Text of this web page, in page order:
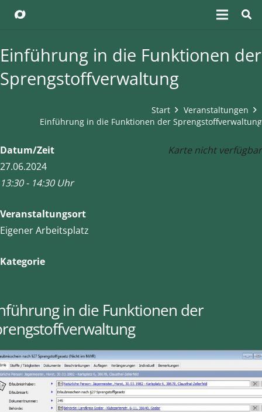
Einführung in die Funktionen der
Sprengstoffverwaltung
Start
Veranstaltungen
Einführung in die Funktionen der Sprengstoffverwaltung
Karte nicht verfügbar
Datum/Zeit
27.06.2024
13:30 - 14:30 Uhr
Veranstaltungsort
Eigener Arbeitsplatz
Kategorie
in die Funktionen der